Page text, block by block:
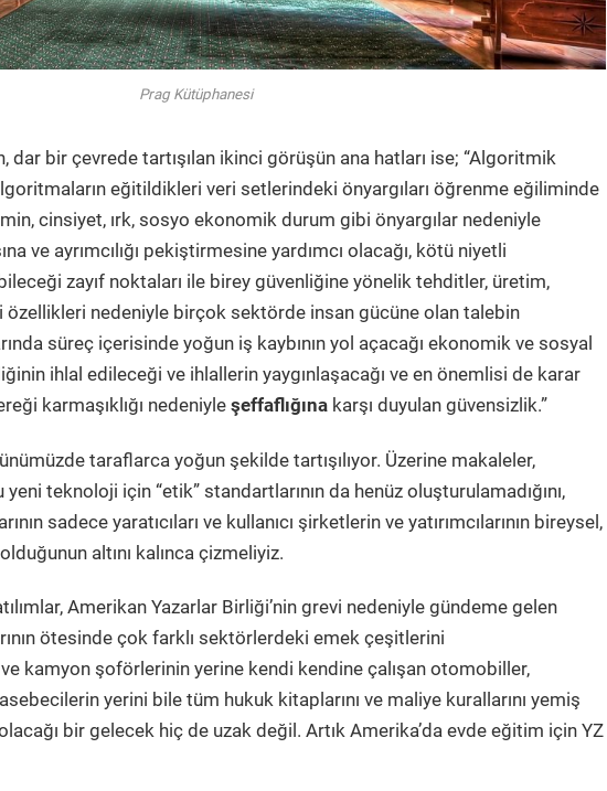
Prag Kütüphanesi
dar bir çevrede tartışılan ikinci görüşün ana hatları ise; “Algoritmik
eğitildikleri veri setlerindeki önyargıları öğrenme eğiliminde
cinsiyet, ırk, sosyo ekonomik durum gibi önyargılar nedeniyle
ve ayrımcılığı pekiştirmesine yardımcı olacağı, kötü niyetli
zayıf noktaları ile birey güvenliğine yönelik tehditler, üretim,
özellikleri nedeniyle birçok sektörde insan gücüne olan talebin
süreç içerisinde yoğun iş kaybının yol açacağı ekonomik ve sosyal
ihlal edileceği ve ihlallerin yaygınlaşacağı ve en önemlisi de karar
karmaşıklığı nedeniyleşeffaflığınakarşı duyulan güvensizlik.”
taraflarca yoğun şekilde tartışılıyor. Üzerine makaleler,
yeni teknoloji için “etik” standartlarının da henüz oluşturulamadığını,
sadece yaratıcıları ve kullanıcı şirketlerin ve yatırımcılarının bireysel,
altını kalınca çizmeliyiz.
Amerikan Yazarlar Birliği’nin grevi nedeniyle gündeme gelen
ötesinde çok farklı sektörlerdeki emek çeşitlerini
kamyon şoförlerinin yerine kendi kendine çalışan otomobiller,
yerini bile tüm hukuk kitaplarını ve maliye kurallarını yemiş
bir gelecek hiç de uzak değil. Artık Amerika’da evde eğitim için YZ